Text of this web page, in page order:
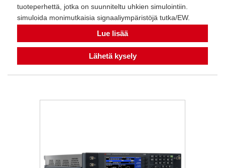
tuoteperhettä, jotka on suunniteltu uhkien simulointiin.
simuloida monimutkaisia ​​signaaliympäristöjä tutka/EW.
Lue lisää
Lähetä kysely